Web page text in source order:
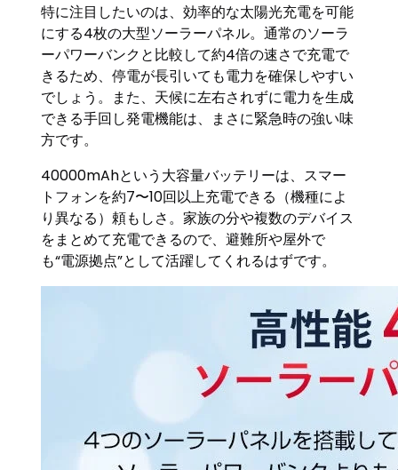
特に注目したいのは、効率的な太陽光充電を可能
にする4枚の大型ソーラーパネル。通常のソーラ
ーパワーバンクと比較して約4倍の速さで充電で
きるため、停電が長引いても電力を確保しやすい
でしょう。また、天候に左右されずに電力を生成
できる手回し発電機能は、まさに緊急時の強い味
方です。
40000mAhという大容量バッテリーは、スマー
トフォンを約7〜10回以上充電できる（機種によ
り異なる）頼もしさ。家族の分や複数のデバイス
をまとめて充電できるので、避難所や屋外で
も“電源拠点”として活躍してくれるはずです。